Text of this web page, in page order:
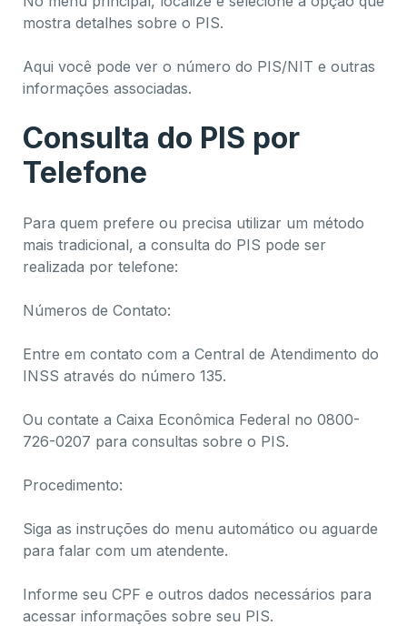
mostra detalhes sobre o PIS.
Aqui você pode ver o número do PIS/NIT e outras
informações associadas.
Consulta do PIS por
Telefone
Para quem prefere ou precisa utilizar um método
mais tradicional, a consulta do PIS pode ser
realizada por telefone:
Números de Contato:
Entre em contato com a Central de Atendimento do
INSS através do número 135.
Ou contate a Caixa Econômica Federal no 0800-
726-0207 para consultas sobre o PIS.
Procedimento:
Siga as instruções do menu automático ou aguarde
para falar com um atendente.
Informe seu CPF e outros dados necessários para
acessar informações sobre seu PIS.